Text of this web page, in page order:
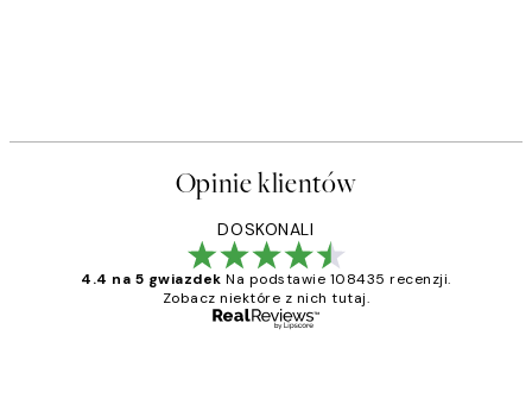
Opinie klientów
DOSKONALI
4.4 na 5 gwiazdek Na podstawie 108435 recenzji.
Zobacz niektóre z nich tutaj.